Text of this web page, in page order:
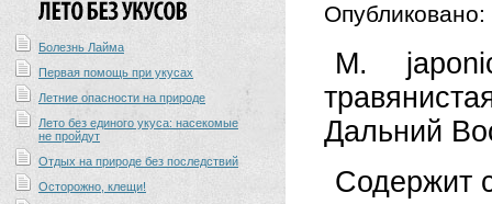
Болезнь Лайма
Первая помощь при укусах
Летние опасности на природе
Лето без единого укуса: насекомые
не пройдут
Отдых на природе без последствий
Осторожно, клещи!
Опубликовано:
М.
Дальний
Содержит